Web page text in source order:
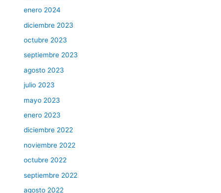
enero 2024
diciembre 2023
octubre 2023
septiembre 2023
agosto 2023
julio 2023
mayo 2023
enero 2023
diciembre 2022
noviembre 2022
octubre 2022
septiembre 2022
agosto 2022